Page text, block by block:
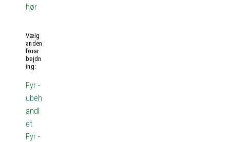
hør
Vælg
anden
forar
bejdn
ing:
Fyr -
ubeh
andl
et
Fyr -